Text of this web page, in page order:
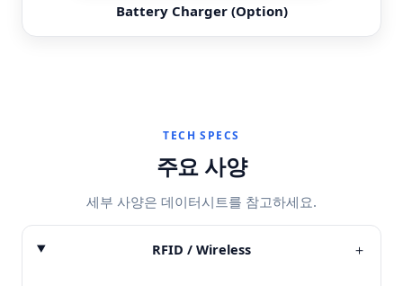
Battery Charger (Option)
TECH SPECS
주요 사양
세부 사양은 데이터시트를 참고하세요.
RFID / Wireless ＋